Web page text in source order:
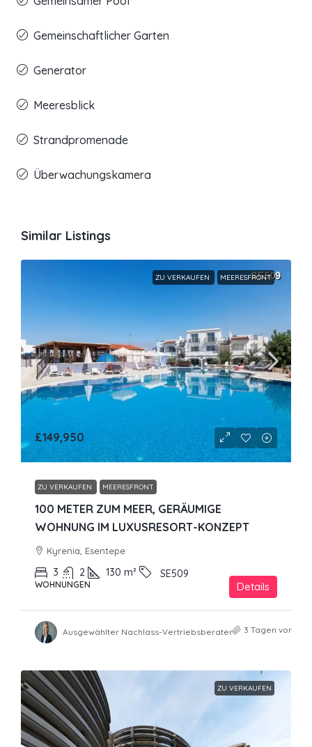
Gemeinschaftlicher Garten
Generator
Meeresblick
Strandpromenade
Überwachungskamera
Similar Listings
ZU VERKAUFEN MEERESFRONT
£149,950
ZU VERKAUFEN MEERESFRONT
100 METER ZUM MEER, GERÄUMIGE
WOHNUNG IM LUXUSRESORT-KONZEPT
Kyrenia, Esentepe
3 2 130 m² SE509
WOHNUNGEN Details
Ausgewählter Nachlass-Vertriebsberater 3 Tagen vor
ZU VERKAUFEN